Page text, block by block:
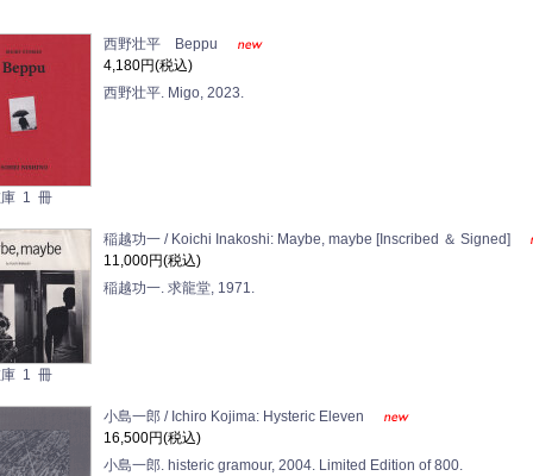
1 冊
西野壮平 Beppu
4,180円(税込)
西野壮平. Migo, 2023.
1 冊
稲越功一 / Koichi Inakoshi: Maybe, maybe [Inscribed ＆ Signed]
11,000円(税込)
稲越功一. 求龍堂, 1971.
小島一郎 / Ichiro Kojima: Hysteric Eleven
16,500円(税込)
小島一郎. histeric gramour, 2004. Limited Edition of 800.